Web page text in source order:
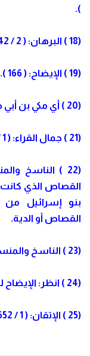
).
(18 ) البرهان: ( 2 / 42 ).
(19 ) الإيضاح: ( 166 ).
(20 ) أي مكي بن أبي طالب.
(21 ) جمال القراء: ( 1 / 259 ).
القصاص الذي كانت
بنو إسرائيل من
القصاص أو الدية.
(23 ) الناسخ والمنسوخ : ( 2 / 84 ). وانظر : ( 2 / 87 ، 146 ) منه.
(24 ) انظر: الإيضاح لمكي: ( 107 ـ 108 ).
(25 ) الإتقان: ( 1 / 652 ـ 653 ) باختصار.